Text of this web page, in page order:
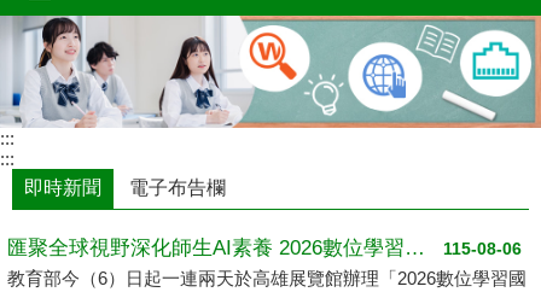
:::
:::
即時新聞
電子布告欄
115-08-06
匯聚全球視野深化師生AI素養 2026數位學習國際論壇高雄登場
教育部今（6）日起一連兩天於高雄展覽館辦理「2026數位學習國